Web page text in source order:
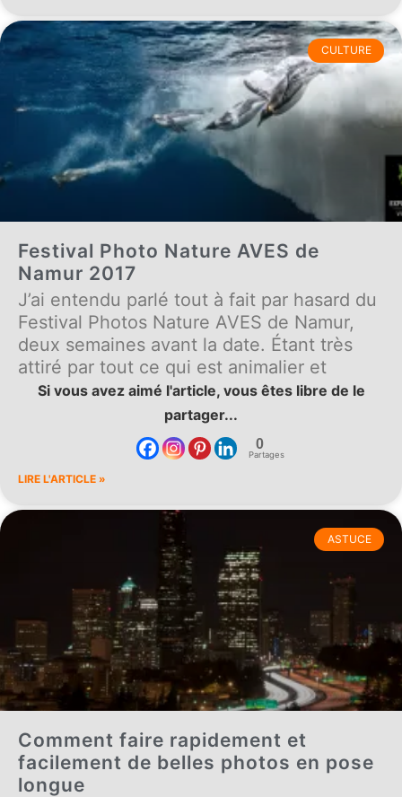
CULTURE
Festival Photo Nature AVES de
Namur 2017
J’ai entendu parlé tout à fait par hasard du
Festival Photos Nature AVES de Namur,
deux semaines avant la date. Étant très
attiré par tout ce qui est animalier et
Si vous avez aimé l'article, vous êtes libre de le
partager...
0
Partages
LIRE L'ARTICLE »
ASTUCE
Comment faire rapidement et
facilement de belles photos en pose
longue